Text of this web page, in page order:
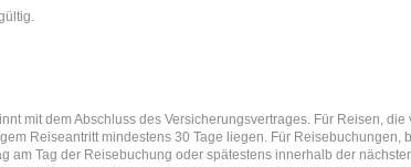
mit dem Abschluss des Versicherungsvertrages. Für Reisen,
Reiseantritt mindestens 30 Tage liegen. Für
am Tag der Reisebuchung oder spätestens innerhalb der